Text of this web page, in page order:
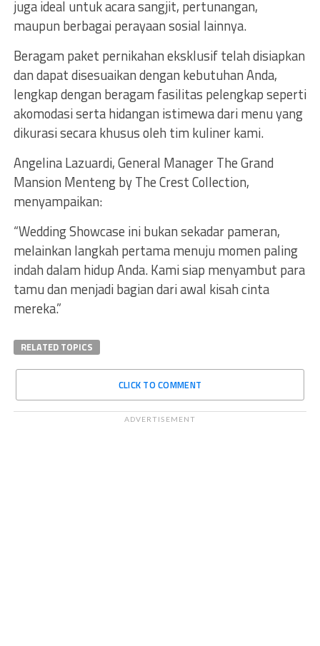
juga ideal untuk acara sangjit, pertunangan,
maupun berbagai perayaan sosial lainnya.
Beragam paket pernikahan eksklusif telah disiapkan
dan dapat disesuaikan dengan kebutuhan Anda,
lengkap dengan beragam fasilitas pelengkap seperti
akomodasi serta hidangan istimewa dari menu yang
dikurasi secara khusus oleh tim kuliner kami.
Angelina Lazuardi, General Manager The Grand
Mansion Menteng by The Crest Collection,
menyampaikan:
“Wedding Showcase ini bukan sekadar pameran,
melainkan langkah pertama menuju momen paling
indah dalam hidup Anda. Kami siap menyambut para
tamu dan menjadi bagian dari awal kisah cinta
mereka.”
RELATED TOPICS
CLICK TO COMMENT
ADVERTISEMENT